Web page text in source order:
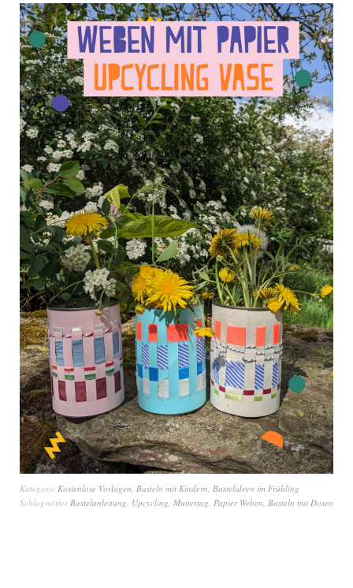
Kategorie Kostenlose Vorlagen, Basteln mit Kindern, Bastelideen im Frühling
SchlagwörterBastelanleitung, Upcycling, Muttertag, Papier Weben, Basteln mit Dosen